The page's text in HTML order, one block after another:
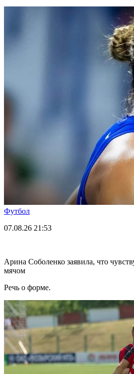
Футбол
07.08.26 21:53
Арина Соболенко заявила, что
мячом
Речь о форме.